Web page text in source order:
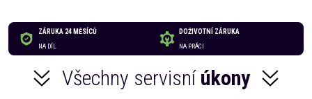
ZÁRUKA 24 MĚSÍCŮ
NA DÍL
DOŽIVOTNÍ ZÁRUKA
NA PRÁCI
Všechny servisní úkony